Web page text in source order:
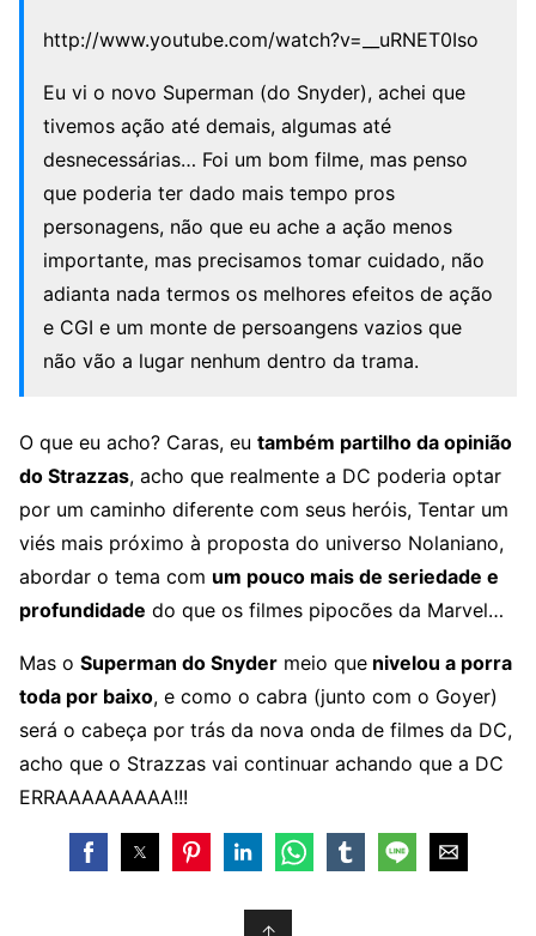
http://www.youtube.com/watch?v=__uRNET0Iso
Eu vi o novo Superman (do Snyder), achei que
tivemos ação até demais, algumas até
desnecessárias… Foi um bom filme, mas penso
que poderia ter dado mais tempo pros
personagens, não que eu ache a ação menos
importante, mas precisamos tomar cuidado, não
adianta nada termos os melhores efeitos de ação
e CGI e um monte de persoangens vazios que
não vão a lugar nenhum dentro da trama.
O que eu acho? Caras, eu também partilho da opinião
do Strazzas, acho que realmente a DC poderia optar
por um caminho diferente com seus heróis, Tentar um
viés mais próximo à proposta do universo Nolaniano,
abordar o tema com um pouco mais de seriedade e
profundidade do que os filmes pipocões da Marvel…
Mas o Superman do Snyder meio que nivelou a porra
toda por baixo, e como o cabra (junto com o Goyer)
será o cabeça por trás da nova onda de filmes da DC,
acho que o Strazzas vai continuar achando que a DC
ERRAAAAAAAAA!!!